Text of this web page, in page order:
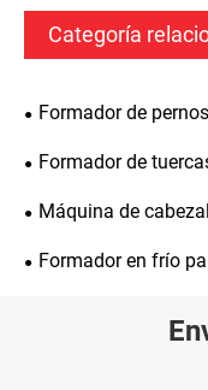
Categoría
Formador de pernos
Formador de
Máquina de
Formador en frío